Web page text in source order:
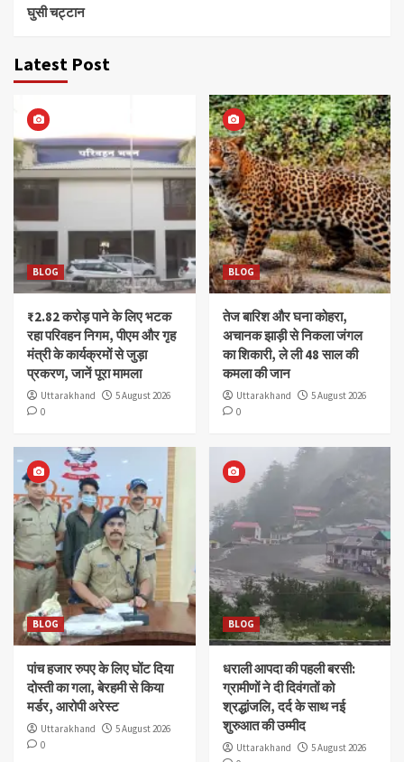
घुसी चट्टान
Latest Post
BLOG
₹2.82 करोड़ पाने के लिए भटक
रहा परिवहन निगम, पीएम और गृह
मंत्री के कार्यक्रमों से जुड़ा
प्रकरण, जानें पूरा मामला
Uttarakhand
5 August 2026
0
BLOG
तेज बारिश और घना कोहरा,
अचानक झाड़ी से निकला जंगल
का शिकारी, ले ली 48 साल की
कमला की जान
Uttarakhand
5 August 2026
0
BLOG
पांच हजार रुपए के लिए घोंट दिया
दोस्ती का गला, बेरहमी से किया
मर्डर, आरोपी अरेस्ट
Uttarakhand
5 August 2026
0
BLOG
धराली आपदा की पहली बरसी:
ग्रामीणों ने दी दिवंगतों को
श्रद्धांजलि, दर्द के साथ नई
शुरुआत की उम्मीद
Uttarakhand
5 August 2026